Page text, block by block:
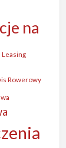
na
Leasing
Rowerowy